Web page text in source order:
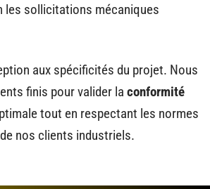
les sollicitations mécaniques
aux spécificités du projet. Nous
finis pour valider la conformité
tout en respectant les normes
nos clients industriels.